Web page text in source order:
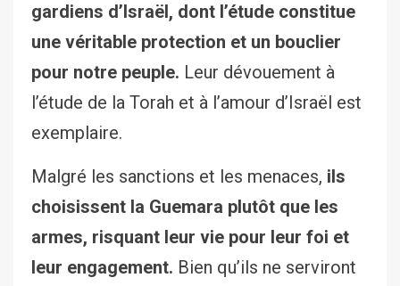
gardiens d’Israël, dont l’étude constitue
une véritable protection et un bouclier
pour notre peuple. Leur dévouement à
l’étude de la Torah et à l’amour d’Israël est
exemplaire.
Malgré les sanctions et les menaces, ils
choisissent la Guemara plutôt que les
armes, risquant leur vie pour leur foi et
leur engagement. Bien qu’ils ne serviront